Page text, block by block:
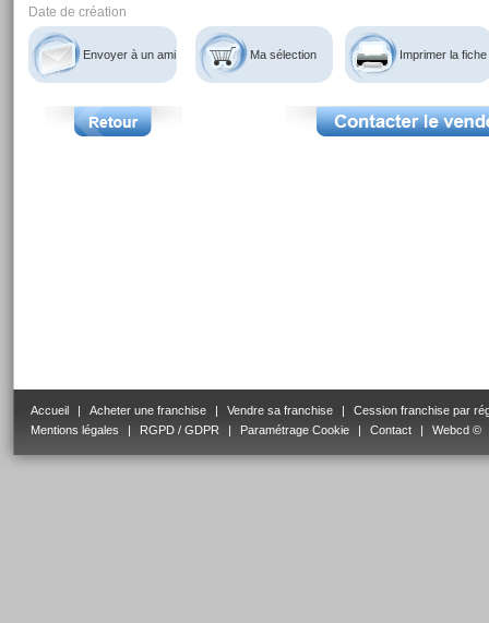
Date de création
Envoyer à un ami Ma sélection Imprimer la fiche
Accueil | Acheter une franchise | Vendre sa franchise |
Cession franchise par
Mentions légales
| RGPD / GDPR | Paramétrage Cookie | Contact | Webcd ©